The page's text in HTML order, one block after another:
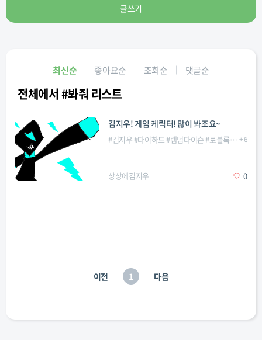
글쓰기
최신순 좋아요순 조회순 댓글순
전체에서 #봐줘 리스트
김지우! 게임 케릭터! 많이 봐조요~
#김지우#다이하드#렘덤다이슨#로블록스 #많이
+6
상상에김지우 0
이전 1 다음